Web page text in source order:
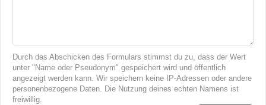
Durch das Abschicken des Formulars stimmst du zu, dass der Wert
unter "Name oder Pseudonym" gespeichert wird und öffentlich
angezeigt werden kann. Wir speichern keine IP-Adressen oder andere
personenbezogene Daten. Die Nutzung deines echten Namens ist
freiwillig.